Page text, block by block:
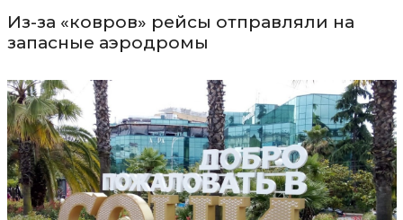
Из-за «ковров» рейсы отправляли на
запасные аэродромы